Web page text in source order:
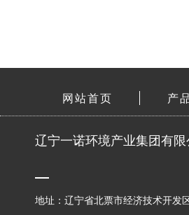
网站首页 产
辽宁一诺环境产业集团有限
地址：辽宁省北票市经济技术开发